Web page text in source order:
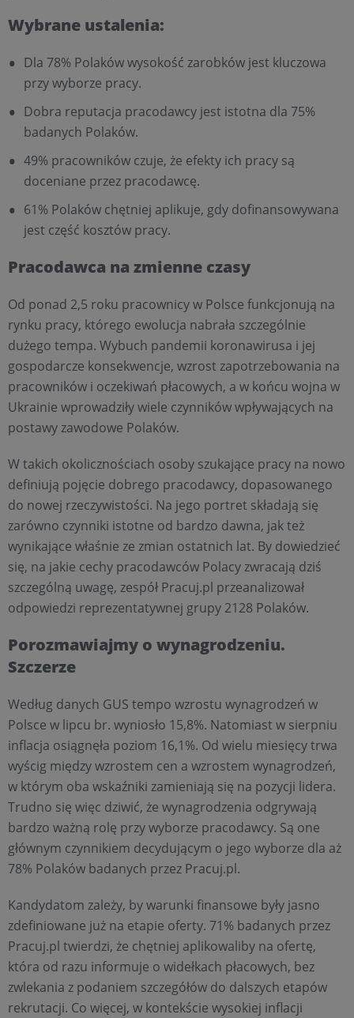
Wybrane ustalenia:
Dla 78% Polaków wysokość zarobków jest kluczowa
przy wyborze pracy.
Dobra reputacja pracodawcy jest istotna dla 75%
badanych Polaków.
49% pracowników czuje, że efekty ich pracy są
doceniane przez pracodawcę.
61% Polaków chętniej aplikuje, gdy dofinansowywana
jest część kosztów pracy.
Pracodawca na zmienne czasy
Od ponad 2,5 roku pracownicy w Polsce funkcjonują na
rynku pracy, którego ewolucja nabrała szczególnie
dużego tempa. Wybuch pandemii koronawirusa i jej
gospodarcze konsekwencje, wzrost zapotrzebowania na
pracowników i oczekiwań płacowych, a w końcu wojna w
Ukrainie wprowadziły wiele czynników wpływających na
postawy zawodowe Polaków.
W takich okolicznościach osoby szukające pracy na nowo
definiują pojęcie dobrego pracodawcy, dopasowanego
do nowej rzeczywistości. Na jego portret składają się
zarówno czynniki istotne od bardzo dawna, jak też
wynikające właśnie ze zmian ostatnich lat. By dowiedzieć
się, na jakie cechy pracodawców Polacy zwracają dziś
szczególną uwagę, zespół Pracuj.pl przeanalizował
odpowiedzi reprezentatywnej grupy 2128 Polaków.
Porozmawiajmy o wynagrodzeniu.
Szczerze
Według danych GUS tempo wzrostu wynagrodzeń w
Polsce w lipcu br. wyniosło 15,8%. Natomiast w sierpniu
inflacja osiągnęła poziom 16,1%. Od wielu miesięcy trwa
wyścig między wzrostem cen a wzrostem wynagrodzeń,
w którym oba wskaźniki zamieniają się na pozycji lidera.
Trudno się więc dziwić, że wynagrodzenia odgrywają
bardzo ważną rolę przy wyborze pracodawcy. Są one
głównym czynnikiem decydującym o jego wyborze dla aż
78% Polaków badanych przez Pracuj.pl.
Kandydatom zależy, by warunki finansowe były jasno
zdefiniowane już na etapie oferty. 71% badanych przez
Pracuj.pl twierdzi, że chętniej aplikowaliby na ofertę,
która od razu informuje o widełkach płacowych, bez
zwlekania z podaniem szczegółów do dalszych etapów
rekrutacji. Co więcej, w kontekście wysokiej inflacji